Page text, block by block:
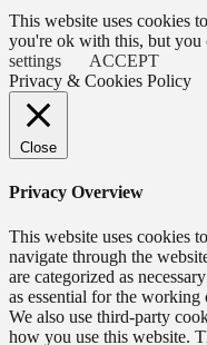
This website uses cookies
you're ok with this, but
settings
ACCEPT
Privacy & Cookies Policy
Close
Privacy Overview
This website uses cookies
navigate through the
are categorized as
as essential for the
We also use third-party
how you use this website.